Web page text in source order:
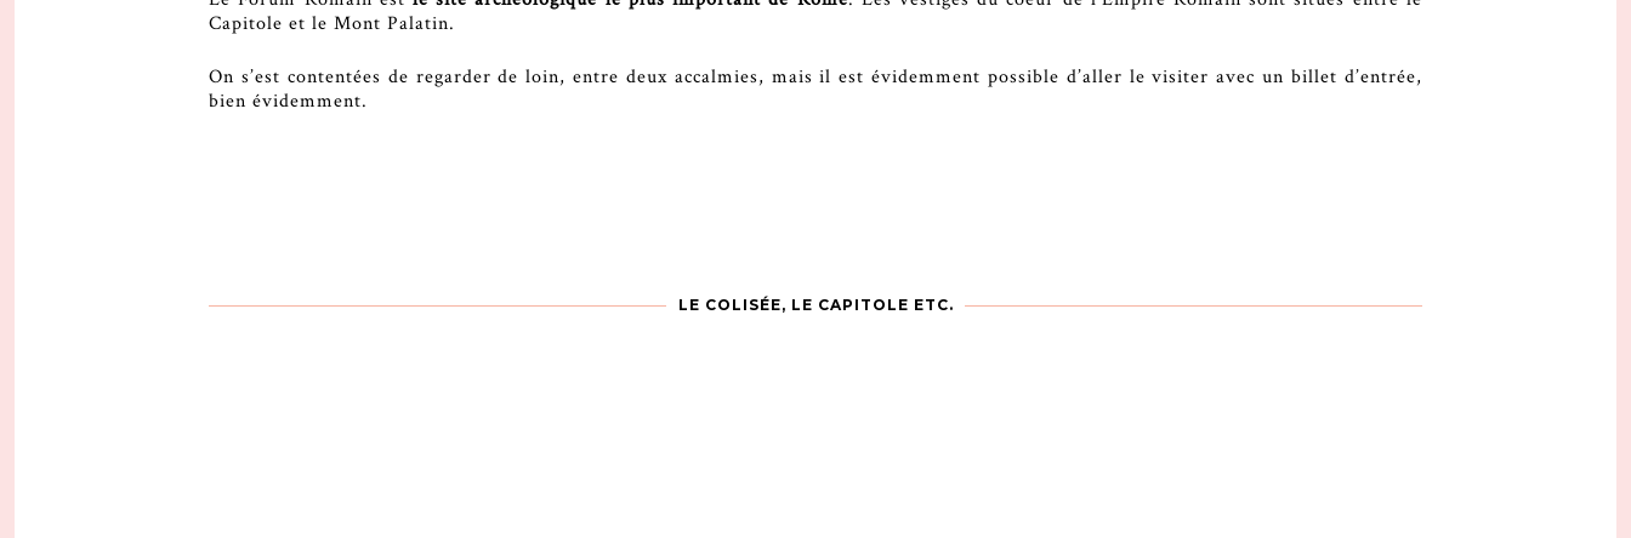
Capitole et le Mont Palatin.
On s’est contentées de regarder de loin, entre deux accalmies, mais il est évidemment possible d’aller le visiter avec un billet d’entrée,
bien évidemment.
LE COLISÉE, LE CAPITOLE ETC.